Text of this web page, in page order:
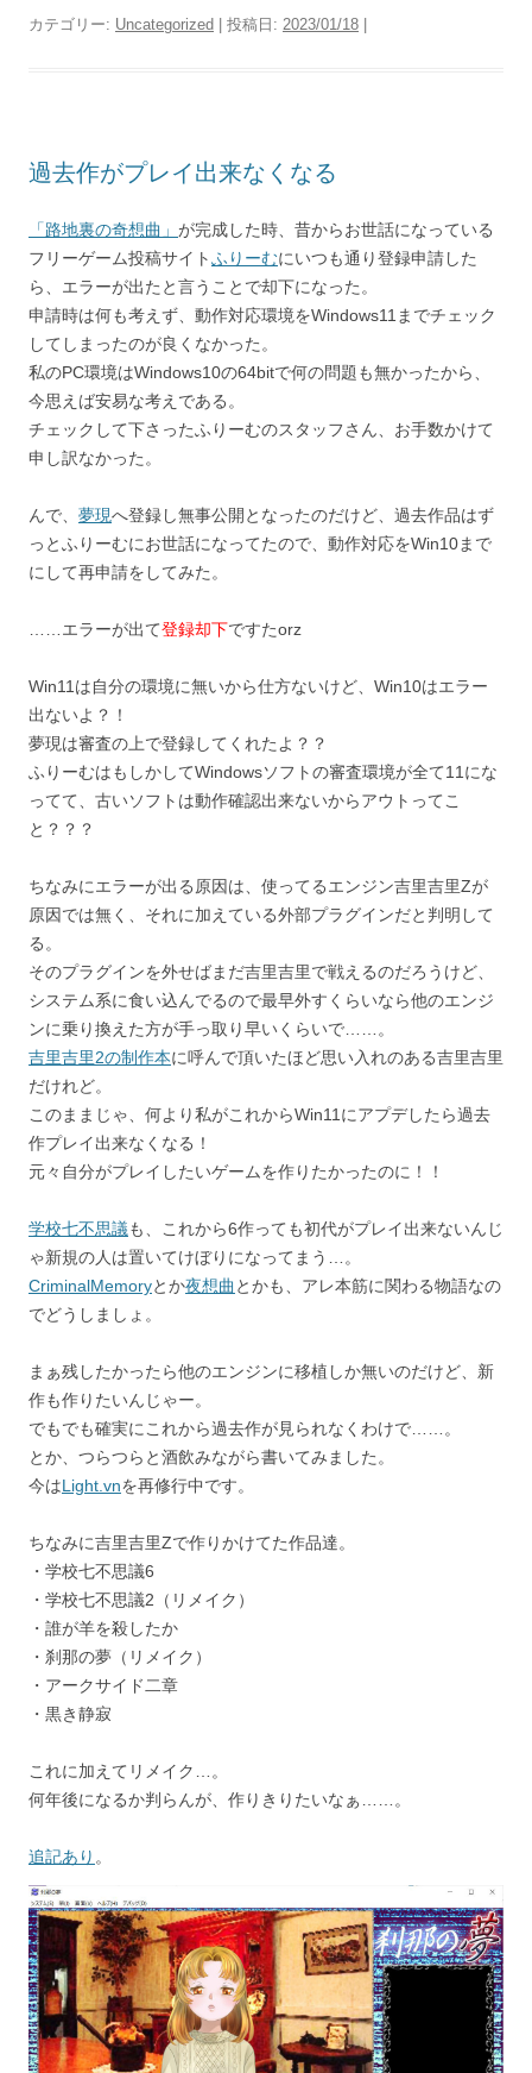
カテゴリー: Uncategorized | 投稿日: 2023/01/18
過去作がプレイ出来なくなる
「路地裏の奇想曲」 が完成した時、昔からお世話になっている
フリーゲーム投稿サイトふりーむにいつも通り登録申請した
ら、エラーが出たと言うことで却下になった。
申請時は何も考えず、動作対応環境をWindows11までチェック
してしまったのが良くなかった。
私のPC環境はWindows10の64bitで何の問題も無かったから、
今思えば安易な考えである。
チェックして下さったふりーむのスタッフさん、お手数かけて
申し訳なかった。
んで、 夢現へ登録し無事公開となったのだけど、過去作品はず
っとふりーむにお世話になってたので、動作対応をWin10まで
にして再申請をしてみた。
……エラーが出て登録却下ですたorz
Win11は自分の環境に無いから仕方ないけど、Win10はエラー
出ないよ？！
夢現は審査の上で登録してくれたよ？？
ふりーむはもしかしてWindowsソフトの審査環境が全て11にな
ってて、古いソフトは動作確認出来ないからアウトってこ
と？？？
ちなみにエラーが出る原因は、使ってるエンジン吉里吉里Zが
原因では無く、それに加えている外部プラグインだと判明して
る。
そのプラグインを外せばまだ吉里吉里で戦えるのだろうけど、
システム系に食い込んでるので最早外すくらいなら他のエンジ
ンに乗り換えた方が手っ取り早いくらいで……。
吉里吉里2の制作本に呼んで頂いたほど思い入れのある吉里吉里
だけれど。
このままじゃ、何より私がこれからWin11にアプデしたら過去
作プレイ出来なくなる！
元々自分がプレイしたいゲームを作りたかったのに！！
学校七不思議も、これから6作っても初代がプレイ出来ないんじ
ゃ新規の人は置いてけぼりになってまう…。
CriminalMemoryとか夜想曲 とかも、アレ本筋に関わる物語なの
でどうしましょ。
まぁ残したかったら他のエンジンに移植しか無いのだけど、新
作も作りたいんじゃー。
でもでも確実にこれから過去作が見られなくわけで……。
とか、つらつらと酒飲みながら書いてみました。
今はLight.vnを再修行中です。
ちなみに吉里吉里Zで作りかけてた作品達。
・学校七不思議6
・学校七不思議2（リメイク）
・誰が羊を殺したか
・刹那の夢（リメイク）
・アークサイド二章
・黒き静寂
これに加えてリメイク…。
何年後になるか判らんが、作りきりたいなぁ……。
追記あり 。